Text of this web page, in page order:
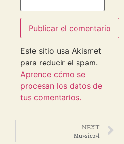
Este sitio usa Akismet
para reducir el spam.
Aprende cómo se
procesan los datos de
tus comentarios.
NEXT
Mu»sico»l